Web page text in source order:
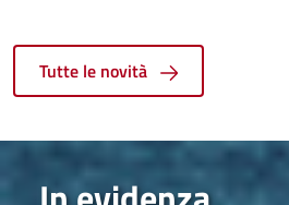
Tutte le novità